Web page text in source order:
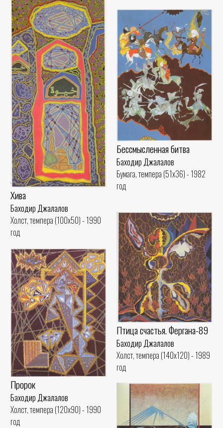
Хива
Баходир Джалалов
Холст, темпера (100x50) - 1990
год
Бессмысленная битва
Баходир Джалалов
Бумага, темпера (51x36) - 1982
год
Птица счастья. Фергана-89
Баходир Джалалов
Холст, темпера (140x120) - 1989
год
Пророк
Баходир Джалалов
Холст, темпера (120x90) - 1990
год